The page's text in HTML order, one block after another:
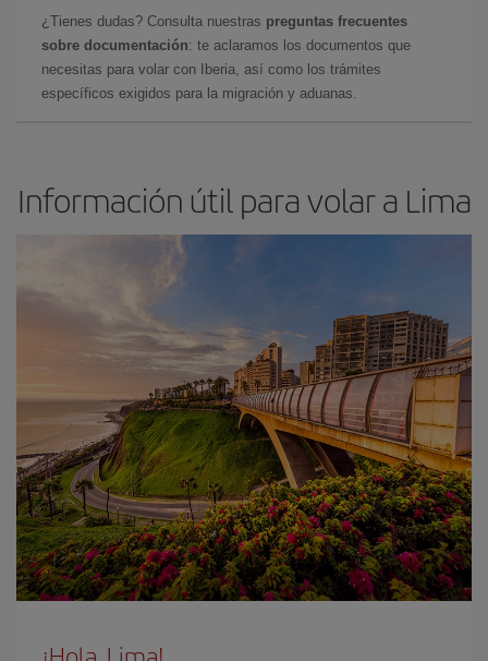
¿Tienes dudas? Consulta nuestras preguntas frecuentes
sobre documentación: te aclaramos los documentos que
necesitas para volar con Iberia, así como los trámites
específicos exigidos para la migración y aduanas.
Información útil para volar a Lima